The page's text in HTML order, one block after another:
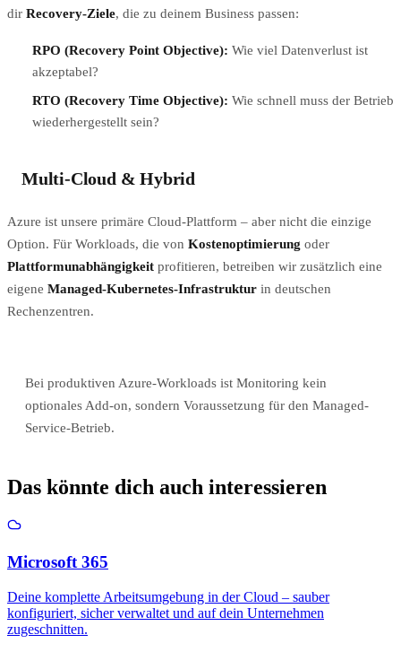
dir Recovery-Ziele, die zu deinem Business passen:
RPO (Recovery Point Objective): Wie viel Datenverlust ist
akzeptabel?
RTO (Recovery Time Objective): Wie schnell muss der Betrieb
wiederhergestellt sein?
Multi-Cloud & Hybrid
Azure ist unsere primäre Cloud-Plattform – aber nicht die einzige
Option. Für Workloads, die von Kostenoptimierung oder
Plattformunabhängigkeit profitieren, betreiben wir zusätzlich eine
eigene Managed-Kubernetes-Infrastruktur in deutschen
Rechenzentren.
Bei produktiven Azure-Workloads ist Monitoring kein
optionales Add-on, sondern Voraussetzung für den Managed-
Service-Betrieb.
Das könnte dich auch interessieren
Microsoft 365
Deine komplette Arbeitsumgebung in der Cloud – sauber
konfiguriert, sicher verwaltet und auf dein Unternehmen
zugeschnitten.